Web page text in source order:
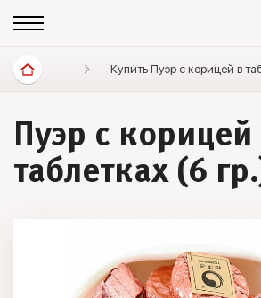
Диетические продукты
Купить Пуэр с корицей в
Пуэр с корицей
таблетках (6